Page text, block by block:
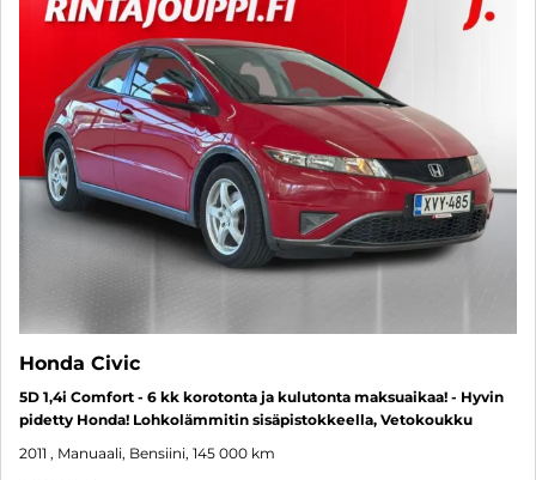
Honda Civic
5D 1,4i Comfort - 6 kk korotonta ja kulutonta maksuaikaa! - Hyvin
pidetty Honda! Lohkolämmitin sisäpistokkeella, Vetokoukku
2011 , Manuaali, Bensiini, 145 000 km